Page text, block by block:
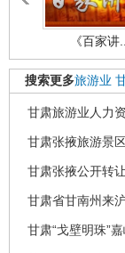
《百家讲..
搜索更多旅游业
甘肃旅游业人力
甘肃张掖旅游景
甘肃张掖公开转
甘肃省甘南州来
甘肃“戈壁明珠”